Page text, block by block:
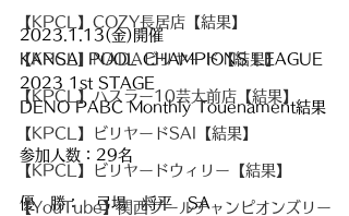
【KPCL】COZY長居店【結果】
【KPCL】NADAビリヤード【結果】
【KPCL】ハスラー10芸大前店【結果】
【KPCL】ビリヤードSAI【結果】
【KPCL】ビリヤードウィリー【結果】
【YouTube】関西プールチャンピオンズリー
2023.1.13(金)開催
KANSAI POOL CHAMPIONS LEAGUE
2023 1st STAGE
DENO PABC Monthly Touenament結果
参加人数：29名
優　勝：　弓場　将平　SA